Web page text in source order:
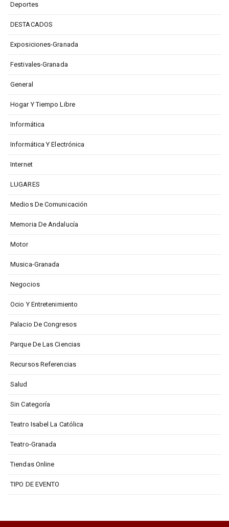
Deportes
DESTACADOS
Exposiciones-Granada
Festivales-Granada
General
Hogar Y Tiempo Libre
Informática
Informática Y Electrónica
Internet
LUGARES
Medios De Comunicación
Memoria De Andalucía
Motor
Musica-Granada
Negocios
Ocio Y Entretenimiento
Palacio De Congresos
Parque De Las Ciencias
Recursos Referencias
Salud
Sin Categoría
Teatro Isabel La Católica
Teatro-Granada
Tiendas Online
TIPO DE EVENTO